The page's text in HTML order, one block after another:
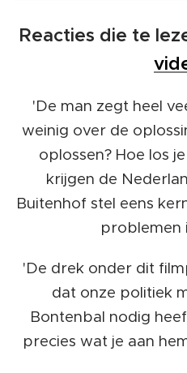
Reacties die te
'De man zegt heel
weinig over de
oplossen? Hoe los
krijgen de
Buitenhof stel eens
problemen
'De drek onder dit
dat onze politiek
Bontenbal nodig
precies wat je aan